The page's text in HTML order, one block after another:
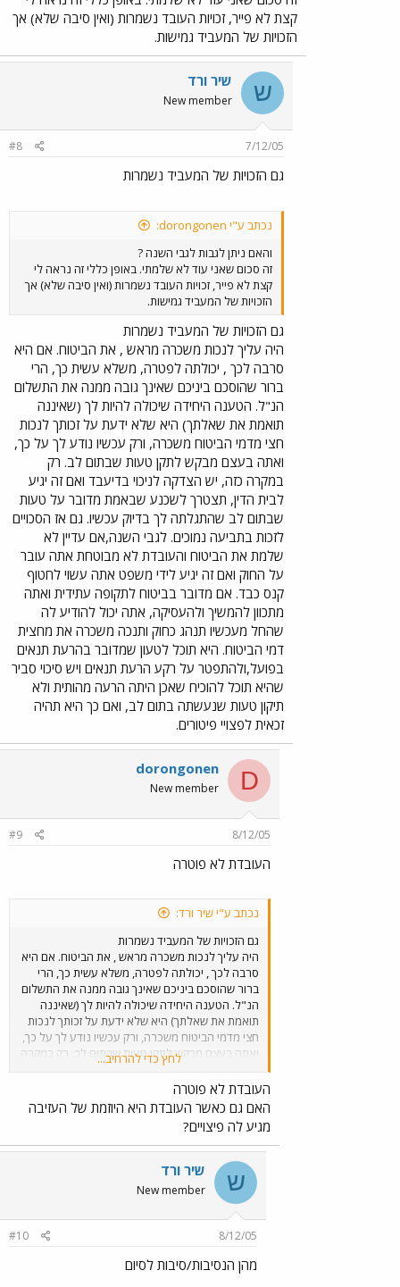
קצת לא פייר, זכויות העובד נשמרות (ואין סיבה שלא) אך
הזכויות של המעביד גמישות.
ש שיר ורד
New member
7/12/05
#8
גם הזכויות של המעביד נשמרות
נכתב ע"י dorongonen:
והאם ניתן לגבות לגבי השנה ?
זה סכום שאני עוד לא שלמתי. באופן כללי זה נראה לי
קצת לא פייר, זכויות העובד נשמרות (ואין סיבה שלא) אך
הזכויות של המעביד גמישות.
גם הזכויות של המעביד נשמרות
היה עליך לנכות משכרה מראש , את הביטוח. אם היא
סרבה לכך , יכולתה לפטרה, משלא עשית כך, הרי
ברור שהוסכם ביניכם שאינך גובה ממנה את התשלום
הנ"ל. הטענה היחידה שיכולה להיות לך (שאיננה
תואמת את שאלתך) היא שלא ידעת על זכותך לנכות
חצי מדמי הביטוח משכרה, ורק עכשיו נודע לך על כך,
ואתה בעצם מבקש לתקן טעות שבתום לב. רק
במקרה כזה, יש הצדקה לניכוי בדיעבד ואם זה יגיע
לבית הדין, תצטרך לשכנע שבאמת מדובר על טעות
שבתום לב שהתגלתה לך בדיוק עכשיו. גם אז הסכויים
לזכות בתביעה נמוכים. לגבי השנה,אם עדיין לא
שלמת את הביטוח והעובדת לא מבוטחת אתה עובר
על החוק ואם זה יגיע לידי משפט אתה עשוי לחטוף
קנס כבד. אם מדובר בביטוח לתקופה עתידית ואתה
מתכוון להמשיך ולהעסיקה, אתה יכול להודיע לה
שהחל מעכשיו תנהג כחוק ותנכה משכרה את מחצית
דמי הביטוח. היא תוכל לטעון שמדובר בהרעת תנאים
בפועל,ולהתפטר על רקע הרעת תנאים ויש סיכוי סביר
שהיא תוכל להוכיח שאכן היתה הרעה מהותית ולא
תיקון טעות שנעשתה בתום לב, ואם כך היא תהיה
זכאית לפצויי פיטורים.
D
dorongonen
New member
8/12/05
#9
העובדת לא פוטרה
נכתב ע"י שיר ורד:
גם הזכויות של המעביד נשמרות
היה עליך לנכות משכרה מראש , את הביטוח. אם היא
סרבה לכך , יכולתה לפטרה, משלא עשית כך, הרי
ברור שהוסכם ביניכם שאינך גובה ממנה את התשלום
הנ"ל. הטענה היחידה שיכולה להיות לך (שאיננה
תואמת את שאלתך) היא שלא ידעת על זכותך לנכות
חצי מדמי הביטוח משכרה, ורק עכשיו נודע לך על כך,
ואתה בעצם מבקש לתקן טעות שבתום לב. רק במקרה
כזה, יש הצדקה לניכוי בדיעבד ואם זה יגיע לבית הדין,
תצטרך לשכנע שבאמת מדובר על טעות שבתום לב
שהתגלתה לך בדיוק עכשיו. גם אז הסכויים לזכות
בתביעה נמוכים. לגבי השנה,אם עדיין לא שלמת את
הביטוח והעובדת לא מבוטחת אתה עובר על החוק
ואם זה יגיע לידי משפט אתה עשוי לחטוף קנס כבד.
אם מדובר בביטוח לתקופה עתידית ואתה מתכוון
להמשיך ולהעסיקה, אתה יכול להודיע לה שהחל
מעכשיו תנהג כחוק ותנכה משכרה את מחצית דמי
הביטוח. היא תוכל לטעון שמדובר בהרעת תנאים
בפועל,ולהתפטר על רקע הרעת תנאים ויש סיכוי
סביר שהיא תוכל להוכיח שאכן היתה הרעה מהותית
ולא תיקון טעות שנעשתה בתום לב, ואם כך היא תהיה
זכאית לפצויי פיטורים.
לחץ כדי להרחיב...
העובדת לא פוטרה
האם גם כאשר העובדת היא היוזמת של העזיבה
מגיע לה פיצויים?
ש שיר ורד
New member
8/12/05
#10
מהן הנסיבות/סיבות לסיום